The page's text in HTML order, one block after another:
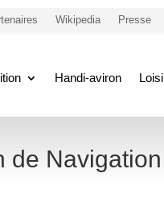
Wikipedia Presse
Handi-aviron
de Navigation